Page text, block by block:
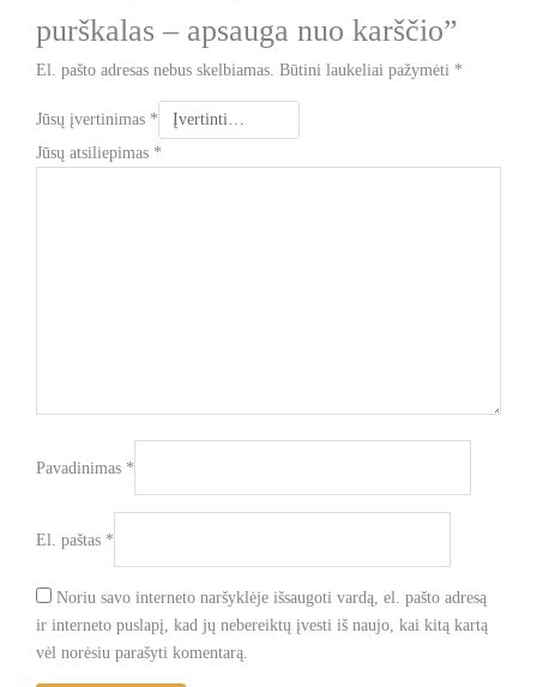
purškalas – apsauga nuo karščio”
El. pašto adresas nebus skelbiamas. Būtini laukeliai pažymėti *
Jūsų įvertinimas *
Jūsų atsiliepimas *
Pavadinimas *
El. paštas *
Noriu savo interneto naršyklėje išsaugoti vardą, el. pašto adresą
ir interneto puslapį, kad jų nebereiktų įvesti iš naujo, kai kitą kartą
vėl norėsiu parašyti komentarą.